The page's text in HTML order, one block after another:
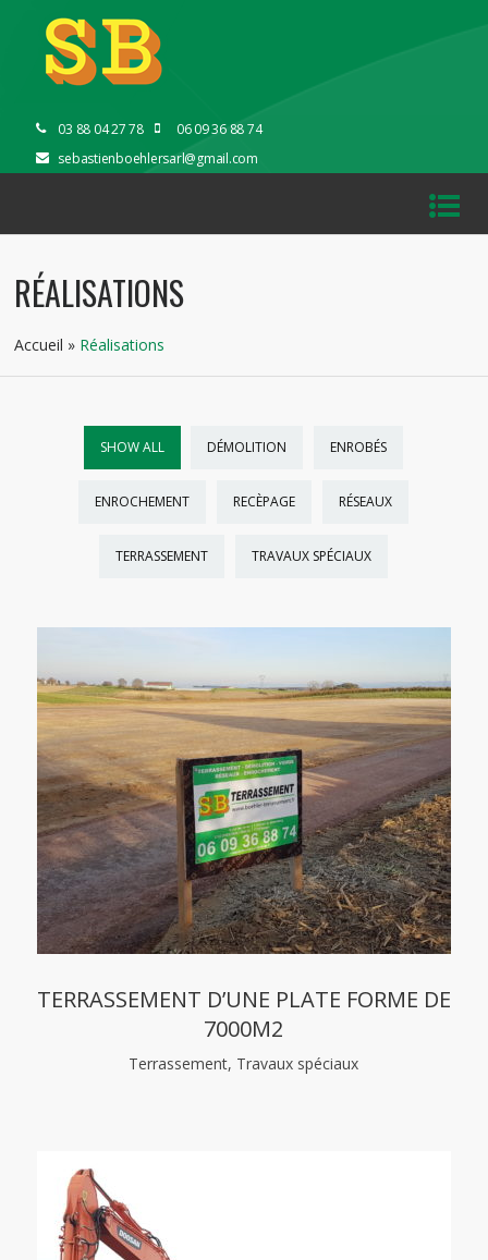
03 88 04 27 78
06 09 36 88 74
sebastienboehlersarl@gmail.com
RÉALISATIONS
Accueil » Réalisations
SHOW ALL DÉMOLITION ENROBÉS
ENROCHEMENT RECÈPAGE RÉSEAUX
TERRASSEMENT TRAVAUX SPÉCIAUX
TERRASSEMENT D’UNE PLATE FORME DE
7000M2
Terrassement, Travaux spéciaux